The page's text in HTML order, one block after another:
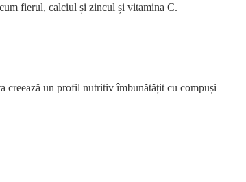
fierul, calciul și zincul și vitamina C.
creează un profil nutritiv îmbunătățit cu compuși